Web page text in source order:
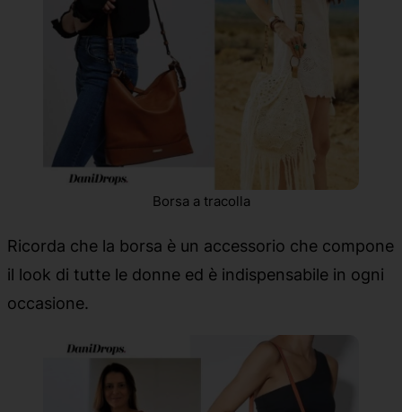
Borsa a tracolla
Ricorda che la borsa è un accessorio che compone
il look di tutte le donne ed è indispensabile in ogni
occasione.